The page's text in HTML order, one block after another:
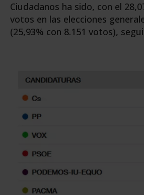
Ciudadanos ha sido, con el
votos en las elecciones
(25,93% con 8.151 votos),